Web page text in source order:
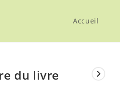
Accueil
du livre